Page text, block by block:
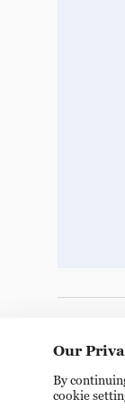
Our
By
cookie